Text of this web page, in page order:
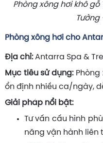
Phòng xông hơi khô
Phòng xông hơi cho
Địa chỉ:Antarra Spa &
Mục tiêu sử dụng:Phòng
ổn định nhiều ca/ngày,
Giải pháp nổi bật:
Tư vấn cấu hình
năng vận hành liên